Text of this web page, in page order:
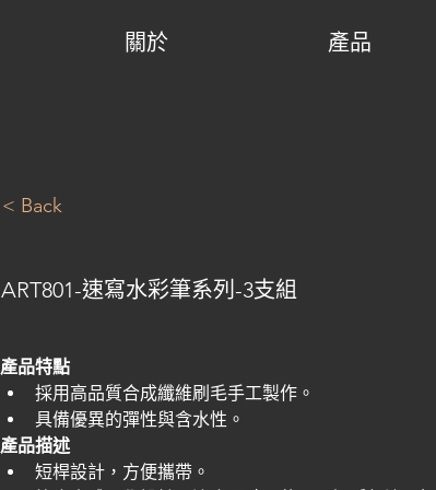
關於 產品
< Back
ART801-速寫水彩筆系列-3支組
產品特點
採用高品質合成纖維刷毛手工製作。
具備優異的彈性與含水性。
產品描述
短桿設計，方便攜帶。